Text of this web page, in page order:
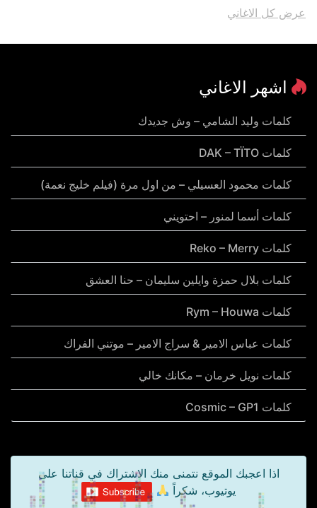
عرض كل الاغاني
اشهر الاغاني
كلمات وليد الشامي – وش جديدك
كلمات DAK – TÏTO
كلمات محمود العسيلي – من اول مرة (فيلم خليج نعمة)
كلمات أسما لمنور – احتويني
كلمات Reko – Merry
كلمات بلال حمزة وايلين سليمان – حنا العشق
كلمات Rym – Houwa
كلمات عباس الامير & سراج الامير – موتني الفراك
كلمات نويل خرمان – مكانك خالي
كلمات Cosmic – GP1
اذا اعجبك الموقع نتمنى منك الاشتراك في قناتنا على
يوتيوب، شكراً